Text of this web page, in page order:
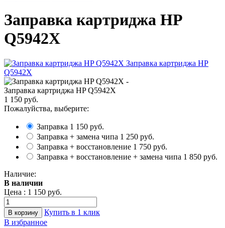
Заправка картриджа HP
Q5942X
Заправка картриджа HP Q5942X
1 150 руб.
Пожалуйства, выберите:
Заправка 1 150 руб.
Заправка + замена чипа 1 250 руб.
Заправка + восстановление 1 750 руб.
Заправка + восстановление + замена чипа 1 850 руб.
Наличие:
В наличии
Цена : 1 150 руб.
Купить в 1 клик
В избранное